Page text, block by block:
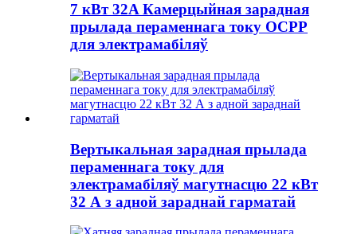
7 кВт 32A Камерцыйная зарадная
прылада пераменнага току OCPP
для электрамабіляў
Вертыкальная зарадная прылада
пераменнага току для
электрамабіляў магутнасцю 22 кВт
32 А з адной зараднай гарматай